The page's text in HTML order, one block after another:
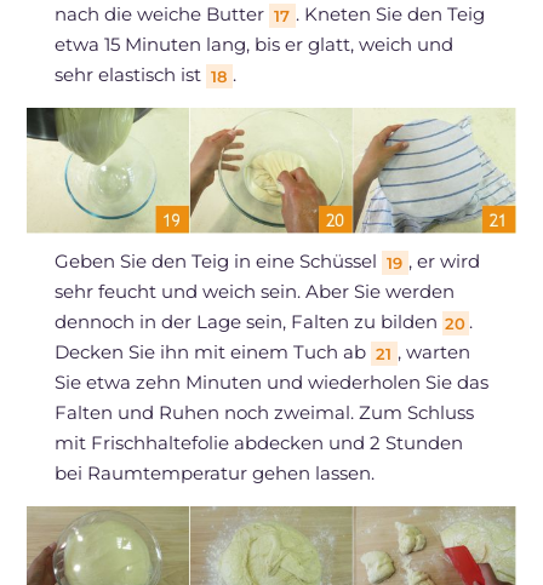
nach die weiche Butter 17 . Kneten Sie den Teig
etwa 15 Minuten lang, bis er glatt, weich und
sehr elastisch ist 18 .
Geben Sie den Teig in eine Schüssel 19 , er wird
sehr feucht und weich sein. Aber Sie werden
dennoch in der Lage sein, Falten zu bilden 20 .
Decken Sie ihn mit einem Tuch ab 21 , warten
Sie etwa zehn Minuten und wiederholen Sie das
Falten und Ruhen noch zweimal. Zum Schluss
mit Frischhaltefolie abdecken und 2 Stunden
bei Raumtemperatur gehen lassen.